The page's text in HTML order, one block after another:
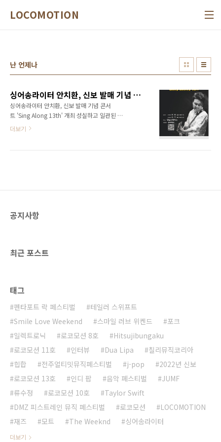
LOCOMOTION
난 언제나
싱어송라이터 안치환, 신보 발매 기념 콘서트 'Sing Along 13th' 개최
싱어송라이터 안치환, 신보 발매 기념 콘서
트 'Sing Along 13th' 개최 성실하고 일관된 자
세로 삶과 음악을 노래하는 가수 안치환, 여전
인해 만들어지는 노래가 있다. 그것이 삶의 기쁨
이 ..
더보기
공지사항
최근 포스트
태그
펜타포트 락 페스티벌
테일러 스위프트
Smile Love Weekend
스마일 러브 위켄드
포크
일렉트로닉
로코모션 8호
Hitsujibungaku
로코모션 11호
인터뷰 Dua Lipa
칠리뮤직코리아
힙합
전주얼티밋뮤직페스티벌 j-pop
2022년 신보
로코모션 13호
인디 팝 음악 페스티벌
JUMF
류수정
로코모션 10호
Taylor Swift
DMZ 피스트레인 뮤직 페스티벌
로코모션
LOCOMOTION
재즈
모트 The Weeknd 싱어송라이터
더보기